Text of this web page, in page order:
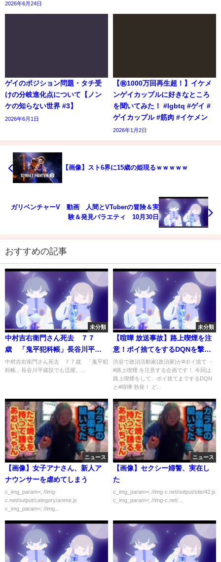
2026年6月24日
ゲイのポジション問題・タチ受
けの分岐進化点について【ノン
ケの知らない世界 #3】
2026年6月1日
【㊗️1000万回再生超！】イケメ
ンゲイカップルに好きなところ
を聞いてみた！ #lgbtq #ゲイ #
ゲイカップル #筋肉 #イケメン
2026年1月2日
【画像】スト6界に15歳の姫現るｗｗｗｗｗ
ガリベンチャーV 動画 人間とVTuberの冒険＆実
験＆発見バラエティ 10月30日
おすすめの記事
未分類
中村吉右衛門さん死去 ７７
歳 「鬼平犯科帳」長谷川平蔵
役でも活躍。
中村吉右衛門さん死去 ７７歳 「鬼平犯
科帳」長谷川平蔵役でも活躍。...
未分類
【喧嘩 放送事故】路上喫煙を注
意！ポイ捨てをするDQNを撃
退！捨てた吸い殻を渡してみた
【神回】
渋谷で政治活動家(政治家)が#ポイ捨て ・
#路上喫煙 を注意する企画です！ 今回は
路上喫煙をして、ポイ捨てまでするDQN
と#喧嘩 勃発！ ど...
ニュース
【画像】女子アナさん、新人ア
ナウンサーを虐めてしまう
c_img_param=; //img-
c.net/output/category/anime.js
c_img_param=; //img...
ニュース
【画像】セクシー婦警、実在し
た
c_img_param=; //img-c.net/output/site/42.js
c_img_param=; //img-c.net/...